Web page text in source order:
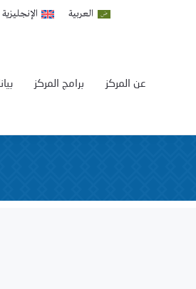
العربية الإنجليزية
برامج المركز عن المركز